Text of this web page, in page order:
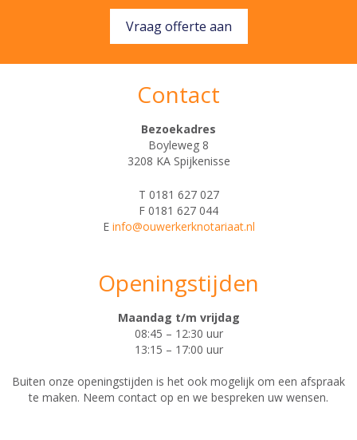
Vraag offerte aan
Contact
Bezoekadres
Boyleweg 8
3208 KA Spijkenisse
T 0181 627 027
F 0181 627 044
E info@ouwerkerknotariaat.nl
Openingstijden
Maandag t/m vrijdag
08:45 – 12:30 uur
13:15 – 17:00 uur
Buiten onze openingstijden is het ook mogelijk om een afspraak
te maken. Neem contact op en we bespreken uw wensen.